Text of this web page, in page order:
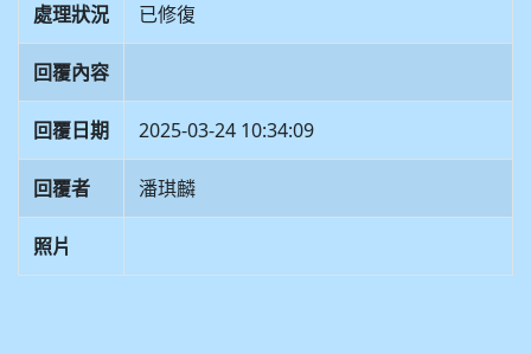
處理狀況 已修復
回覆內容
回覆日期 2025-03-24 10:34:09
回覆者 潘琪麟
照片